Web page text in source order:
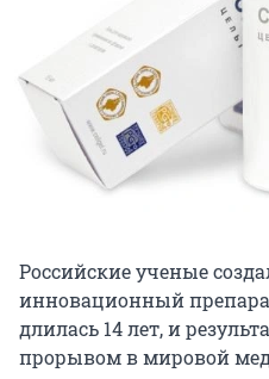
Российские ученые
инновационный
длилась 14 лет, и
прорывом в мировой